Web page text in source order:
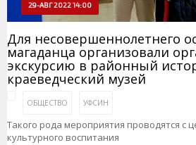
29-АВГ 2022 14:00
Для несовершеннолетнего
магаданца организовали
экскурсию в районный
краеведческий музей
ОБЩЕСТВО УФСИН
Такого рода мероприятия проводятся с
культурного воспитания